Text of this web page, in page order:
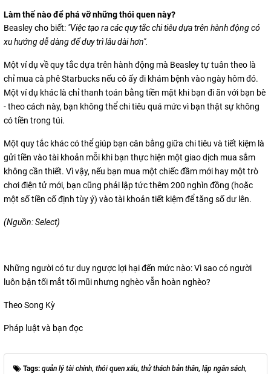
Làm thế nào để phá vỡ những thói quen này?
Beasley cho biết: "Việc tạo ra các quy tắc chi tiêu dựa trên hành động có
xu hướng dễ dàng để duy trì lâu dài hơn".
Một ví dụ về quy tắc dựa trên hành động mà Beasley tự tuân theo là
chỉ mua cà phê Starbucks nếu cô ấy đi khám bệnh vào ngày hôm đó.
Một ví dụ khác là chỉ thanh toán bằng tiền mặt khi bạn đi ăn với bạn bè
- theo cách này, bạn không thể chi tiêu quá mức vì bạn thật sự không
có tiền trong túi.
Một quy tắc khác có thể giúp bạn cân bằng giữa chi tiêu và tiết kiệm là
gửi tiền vào tài khoản mỗi khi bạn thực hiện một giao dịch mua sắm
không cần thiết. Vì vậy, nếu bạn mua một chiếc đầm mới hay một trò
chơi điện tử mới, bạn cũng phải lập tức thêm 200 nghìn đồng (hoặc
một số tiền cố định tùy ý) vào tài khoản tiết kiệm để tăng số dư lên.
(Nguồn: Select)
Những người có tư duy ngược lợi hại đến mức nào: Vì sao có người
luôn bận tối mắt tối mũi nhưng nghèo vẫn hoàn nghèo?
Theo Song Kỳ
Pháp luật và bạn đọc
Tags: quản lý tài chính, thói quen xấu, thử thách bản thân, lập ngân sách,